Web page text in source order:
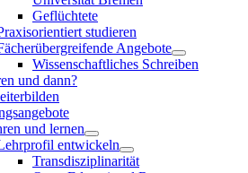
Geflüchtete
studieren
Angebote
Wissenschaftliches Schreiben
und dann?
und lernen
entwickeln
Transdisziplinarität